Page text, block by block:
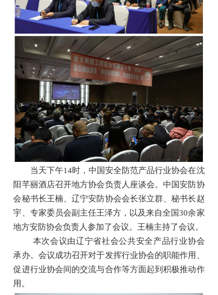
当天下午14时，中国安全防范产品行业协会在沈
阳芊丽酒店召开地方协会负责人座谈会。中国安防协
会秘书长王楠、辽宁安防协会会长张立群、秘书长赵
宇、专家委员会副主任王泽方，以及来自全国30余家
地方安防协会负责人参加了会议。王楠主持了会议。
本次会议由辽宁省社会公共安全产品行业协会
承办。会议成功召开对于发挥行业协会的职能作用、
促进行业协会间的交流与合作等方面起到积极推动作
用。